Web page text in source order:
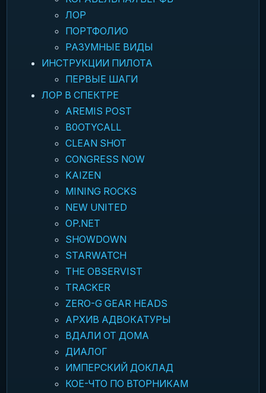
ЛОР
ПОРТФОЛИО
РАЗУМНЫЕ ВИДЫ
ИНСТРУКЦИИ ПИЛОТА
ПЕРВЫЕ ШАГИ
ЛОР В СПЕКТРЕ
AREMIS POST
B0OTYCALL
CLEAN SHOT
CONGRESS NOW
KAIZEN
MINING ROCKS
NEW UNITED
OP.NET
SHOWDOWN
STARWATCH
THE OBSERVIST
TRACKER
ZERO-G GEAR HEADS
АРХИВ АДВОКАТУРЫ
ВДАЛИ ОТ ДОМА
ДИАЛОГ
ИМПЕРСКИЙ ДОКЛАД
КОЕ-ЧТО ПО ВТОРНИКАМ